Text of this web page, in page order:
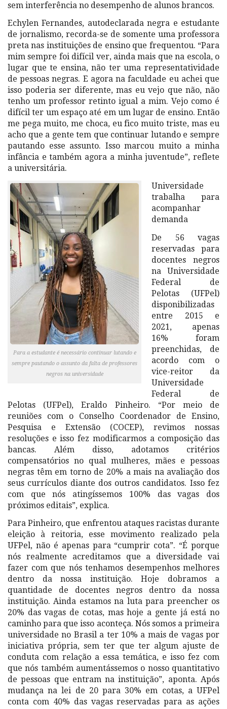
sem interferência no desempenho de alunos brancos.
Echylen Fernandes, autodeclarada negra e estudante
de jornalismo, recorda-se de somente uma professora
preta nas instituições de ensino que frequentou. “Para
mim sempre foi difícil ver, ainda mais que na escola, o
lugar que te ensina, não ter uma representatividade
de pessoas negras. E agora na faculdade eu achei que
isso poderia ser diferente, mas eu vejo que não, não
tenho um professor retinto igual a mim. Vejo como é
difícil ter um espaço até em um lugar de ensino. Então
me pega muito, me choca, eu fico muito triste, mas eu
acho que a gente tem que continuar lutando e sempre
pautando esse assunto. Isso marcou muito a minha
infância e também agora a minha juventude”, reflete
a universitária.
Para a estudante é necessário continuar lutando e
sempre pautando o assunto da falta de professores
negros na universidade
Universidade
trabalha para
acompanhar
demanda
De 56 vagas
reservadas para
docentes negros
na Universidade
Federal de
Pelotas (UFPel)
disponibilizadas
entre 2015 e
2021, apenas
16% foram
preenchidas, de
acordo com o
vice-reitor da
Universidade
Federal de
Pelotas (UFPel), Eraldo Pinheiro. “Por meio de
reuniões com o Conselho Coordenador de Ensino,
Pesquisa e Extensão (COCEP), revimos nossas
resoluções e isso fez modificarmos a composição das
bancas. Além disso, adotamos critérios
compensatórios no qual mulheres, mães e pessoas
negras têm em torno de 20% a mais na avaliação dos
seus currículos diante dos outros candidatos. Isso fez
com que nós atingíssemos 100% das vagas dos
próximos editais”, explica.
Para Pinheiro, que enfrentou ataques racistas durante
eleição à reitoria, esse movimento realizado pela
UFPel, não é apenas para “cumprir cota”. “É porque
nós realmente acreditamos que a diversidade vai
fazer com que nós tenhamos desempenhos melhores
dentro da nossa instituição. Hoje dobramos a
quantidade de docentes negros dentro da nossa
instituição. Ainda estamos na luta para preencher os
20% das vagas de cotas, mas hoje a gente já está no
caminho para que isso aconteça. Nós somos a primeira
universidade no Brasil a ter 10% a mais de vagas por
iniciativa própria, sem ter que ter algum ajuste de
conduta com relação a essa temática, e isso fez com
que nós também aumentássemos o nosso quantitativo
de pessoas que entram na instituição”, aponta. Após
mudança na lei de 20 para 30% em cotas, a UFPel
conta com 40% das vagas reservadas para as ações